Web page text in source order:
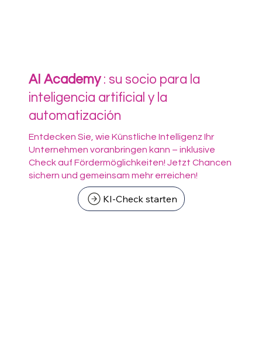
AI Academy: su socio para la
inteligencia artificial y la
automatización
Entdecken Sie, wie Künstliche Intelligenz Ihr
Unternehmen voranbringen kann – inklusive
Check auf Fördermöglichkeiten! Jetzt Chancen
sichern und gemeinsam mehr erreichen!
KI-Check starten